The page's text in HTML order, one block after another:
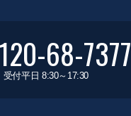
68-7377
受付平日 8:30～17:30